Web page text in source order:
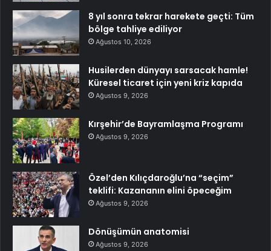
8 yıl sonra tekrar harekete geçti: Tüm
bölge tahliye ediliyor
Ağustos 10, 2026
Husilerden dünyayı sarsacak hamle!
Küresel ticaret için yeni kriz kapıda
Ağustos 9, 2026
Kırşehir’de Bayramlaşma Programı
Ağustos 9, 2026
Özel’den Kılıçdaroğlu’na “seçim”
teklifi: Kazananın elini öpeceğim
Ağustos 9, 2026
Dönüşümün anatomisi
Ağustos 9, 2026